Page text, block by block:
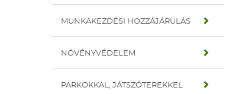
MUNKAKEZDÉSI HOZZÁJÁRULÁS
NÖVÉNYVÉDELEM
PARKOKKAL, JÁTSZÓTEREKKEL